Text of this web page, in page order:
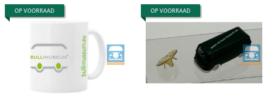
OP VOORRAAD OP VOORRAAD